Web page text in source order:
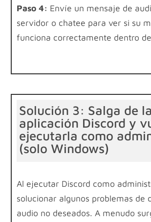
Paso 4: Envíe un mensaje de
servidor o chatee para ver si su
funciona correctamente dentro
Solución 3: Salga de la
aplicación Discord y
ejecutarla como
(solo Windows)
Al ejecutar Discord como
solucionar algunos problemas de
audio no deseados. A menudo